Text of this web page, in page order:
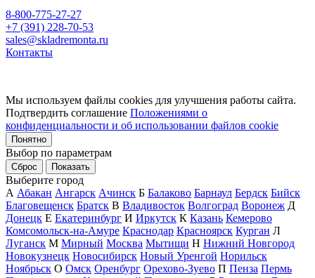
8-800-775-27-27
+7 (391) 228-70-53
sales@skladremonta.ru
Контакты
Мы используем файлы cookies для улучшения работы сайта.
Подтвердить соглашение Положениями о
конфиденциальности и об использовании файлов cookie
Понятно
Выбор по параметрам
Сброс Показать
Выберите город
А Абакан Ангарск Ачинск Б Балаково Барнаул Бердск Бийск
Благовещенск Братск В Владивосток Волгоград Воронеж Д
Донецк Е Екатеринбург И Иркутск К Казань Кемерово
Комсомольск-на-Амуре Краснодар Красноярск Курган Л
Луганск М Мирный Москва Мытищи Н Нижний Новгород
Новокузнецк Новосибирск Новый Уренгой Норильск
Ноябрьск О Омск Оренбург Орехово-Зуево П Пенза Пермь